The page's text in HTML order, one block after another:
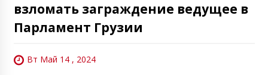
взломать заграждение ведущее в
Парламент Грузии
Вт Май 14 , 2024